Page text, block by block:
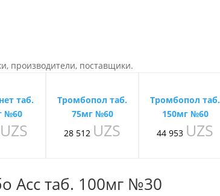
производители, поставщики.
таб.
№60
UZS
Тромбопол таб.
75мг №60
28 512 UZS
Тромбопол таб.
150мг №60
44 953 UZS
Асс таб. 100мг №30